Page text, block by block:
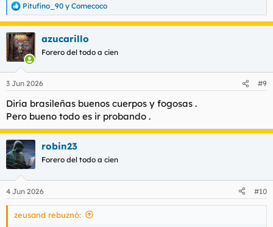
R
e
a
c
c
i
e
s
:
Pitufino_90 y Comecoco
azucarillo
Forero del todo a cien
3 Jun 2026 #9
Diría brasileñas buenos cuerpos y fogosas .
Pero bueno todo es ir probando .
robin23
Forero del todo a cien
4 Jun 2026 #10
zeusand rebuznó: